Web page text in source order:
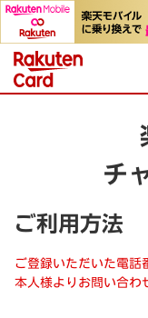
チ
ご利用方法
ご登録いただいた電話
本人様よりお問い合わ